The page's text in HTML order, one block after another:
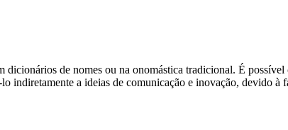
de nomes ou na onomástica tradicional. É
indiretamente a ideias de comunicação e inovação, devido